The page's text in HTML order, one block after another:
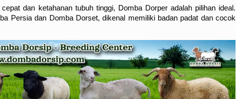
dan ketahanan tubuh tinggi, Domba Dorper adalah pilihan ideal.
Persia dan Domba Dorset, dikenal memiliki badan padat dan cocok